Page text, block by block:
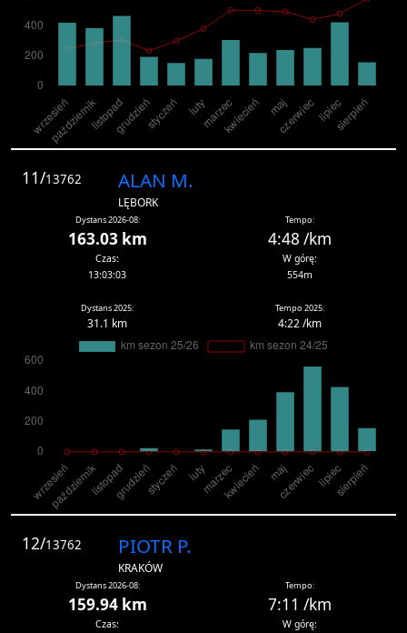
11/13762 ALAN M.
LĘBORK
Dystans 2026-08:
163.03 km
Tempo:
4:48 /km
Czas:
13:03:03
W górę:
554m
Dystans 2025:
31.1 km
Tempo 2025:
4:22 /km
12/13762 PIOTR P.
KRAKÓW
Dystans 2026-08:
159.94 km
Tempo:
7:11 /km
Czas:
W górę: